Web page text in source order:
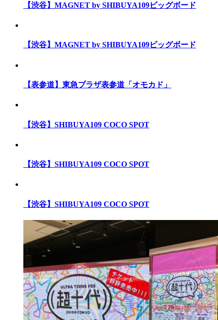
【渋谷】MAGNET by SHIBUYA109ビッグボード
【渋谷】MAGNET by SHIBUYA109ビッグボード
【表参道】東急プラザ表参道「オモカド」
【渋谷】SHIBUYA109 COCO SPOT
【渋谷】SHIBUYA109 COCO SPOT
【渋谷】SHIBUYA109 COCO SPOT